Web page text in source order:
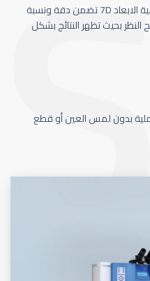
كاميرا تتبع حركة العين سباعية الابعاد 7D تضمن دقة ونسبة
النظر بحيث تظهر النتائج بشكل
بدون لمس العين أو قطع